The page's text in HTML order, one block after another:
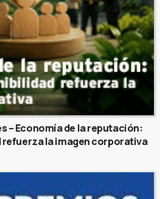
– Economía de la reputación:
la imagen corporativa